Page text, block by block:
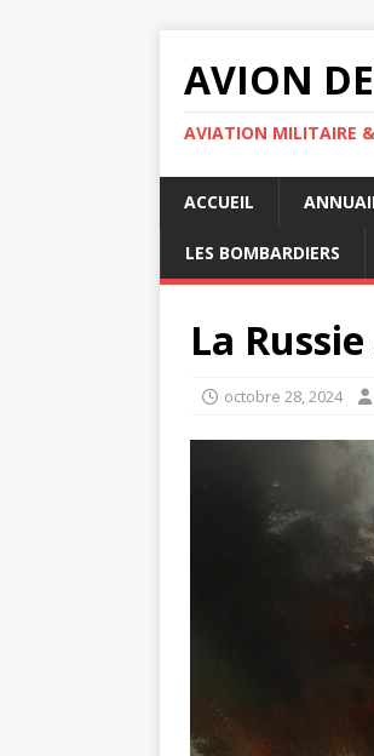
AVION
AVIATION MILITAIRE &
ACCUEIL
LES BOMBARDIERS
La
octobre 28, 2024